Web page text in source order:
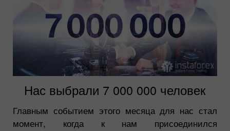
Нас выбрали 7 000 000 человек
Главным событием этого месяца для нас стал
момент, когда к нам присоединился